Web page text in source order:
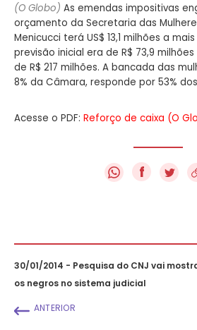
(O Globo) As emendas impositivas
orçamento da Secretaria das
Menicucci terá US$ 13,1 milhões a
previsão inicial era de R$ 73,9
de R$ 217 milhões. A bancada das
8% da Câmara, responde por 53%
Acesse o PDF: Reforço de caixa (O
f
30/01/2014 - Pesquisa do CNJ vai
os negros no sistema judicial
ANTERIOR